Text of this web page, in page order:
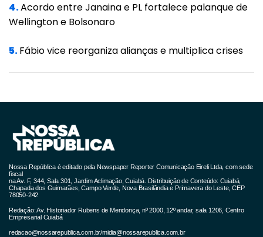
4.Acordo entre Janaina e PL fortalece palanque de
Wellington e Bolsonaro
5.Fábio vice reorganiza alianças e multiplica crises
Nossa República é editado pela Newspaper Reporter Comunicação Eireli Ltda, com sede
fiscal
na Av. F, 344, Sala 301, Jardim Aclimação, Cuiabá. Distribuição de Conteúdo: Cuiabá,
Chapada dos Guimarães, Campo Verde, Nova Brasilândia e Primavera do Leste, CEP
78050-242
Redação: Av. Historiador Rubens de Mendonça, nº 2000, 12º andar, sala 1206, Centro
Empresarial Cuiabá
redacao@nossarepublica.com.br/midia@nossarepublica.com.br